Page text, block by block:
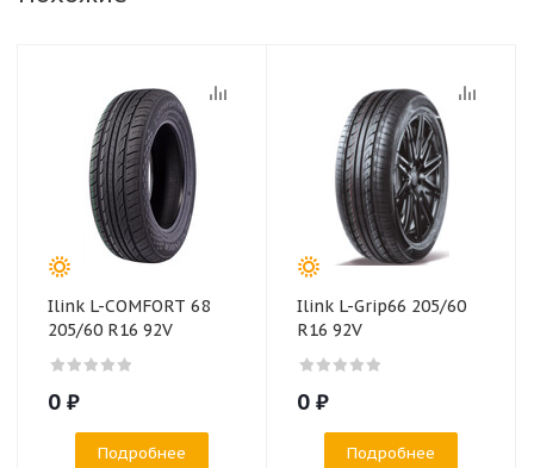
Ilink L-COMFORT 68
205/60 R16 92V
0 ₽
Подробнее
Ilink L-Grip66 205/60
R16 92V
0 ₽
Подробнее